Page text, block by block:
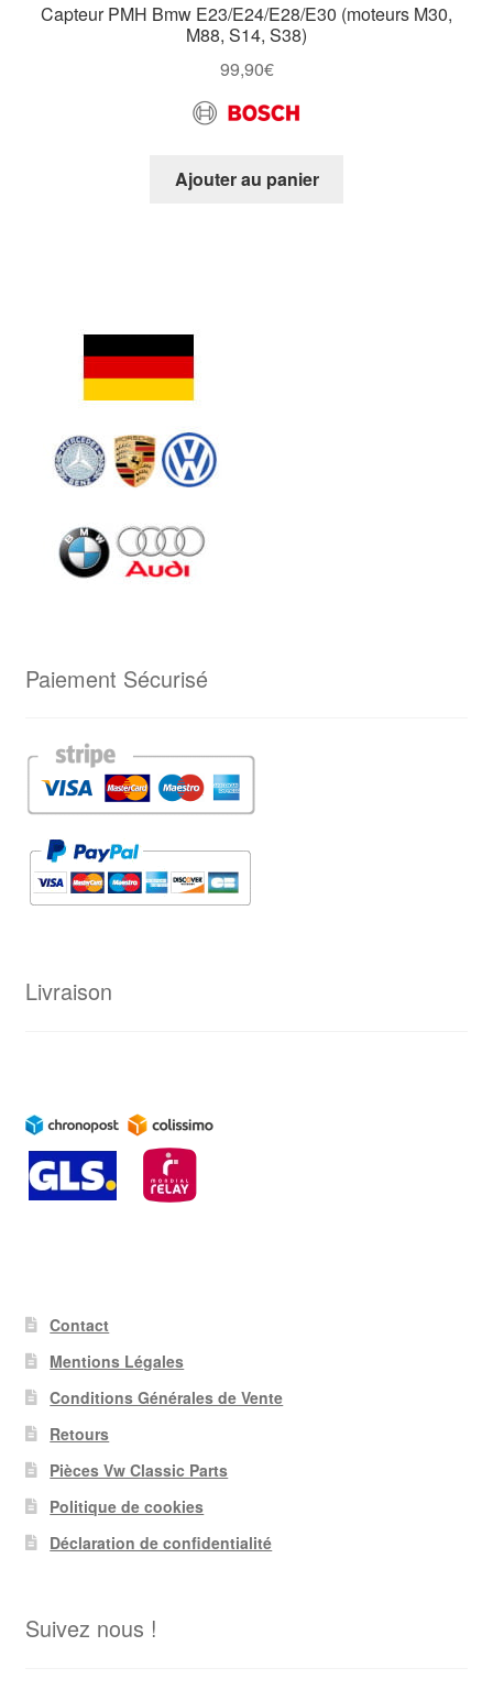
Capteur PMH Bmw E23/E24/E28/E30 (moteurs M30,
M88, S14, S38)
99,90€
Ajouter au panier
Paiement Sécurisé
Livraison
Contact
Mentions Légales
Conditions Générales de Vente
Retours
Pièces Vw Classic Parts
Politique de cookies
Déclaration de confidentialité
Suivez nous !